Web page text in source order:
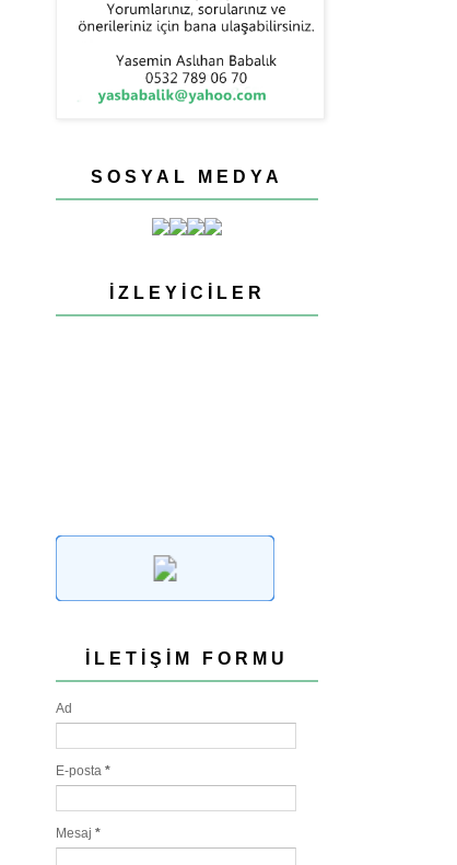
SOSYAL MEDYA
İZLEYICILER
İLETIŞIM FORMU
Ad
E-posta *
Mesaj *